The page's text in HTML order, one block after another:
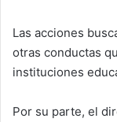
Las acciones
otras conductas
instituciones
Por su parte, el